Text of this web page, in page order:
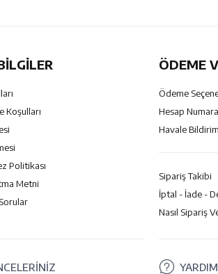
Koşulları
Politikası
Metni
ÖDEME
Ödeme
Hesap
Havale
Sipariş Takibi
İptal - İade -
Nasıl Sipariş
YARDIM